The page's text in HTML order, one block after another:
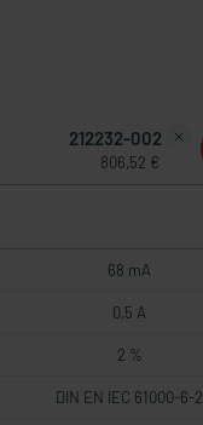
212232-002
806,52 €
68 mA
0,5 A
2 %
DIN EN IEC 61000-6-2